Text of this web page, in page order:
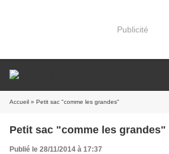
Publicité
Accueil » Petit sac "comme les grandes"
Petit sac "comme les grandes"
Publié le 28/11/2014 à 17:37